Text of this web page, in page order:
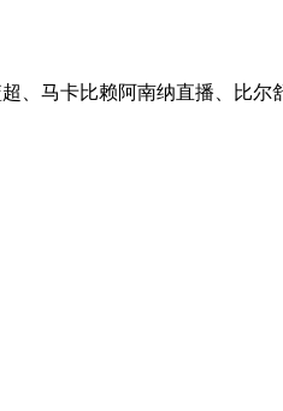
马卡比赖阿南纳直播、比尔